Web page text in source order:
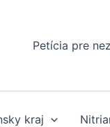
Petícia pre
kraj